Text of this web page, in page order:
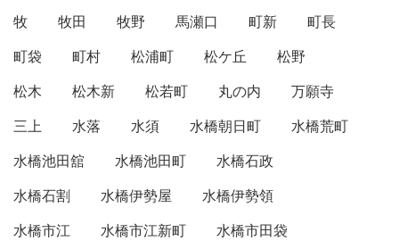
牧
牧田 牧野 馬瀬口 町新
町長
町袋
町村 松浦町 松ケ丘
松野
松木
松木新 松若町 丸の内
万願寺
三上
水落 水須 水橋朝日町
水橋荒町
水橋池田舘
水橋池田町
水橋石政
水橋石割
水橋伊勢屋
水橋伊勢領
水橋市江
水橋市江新町
水橋市田袋